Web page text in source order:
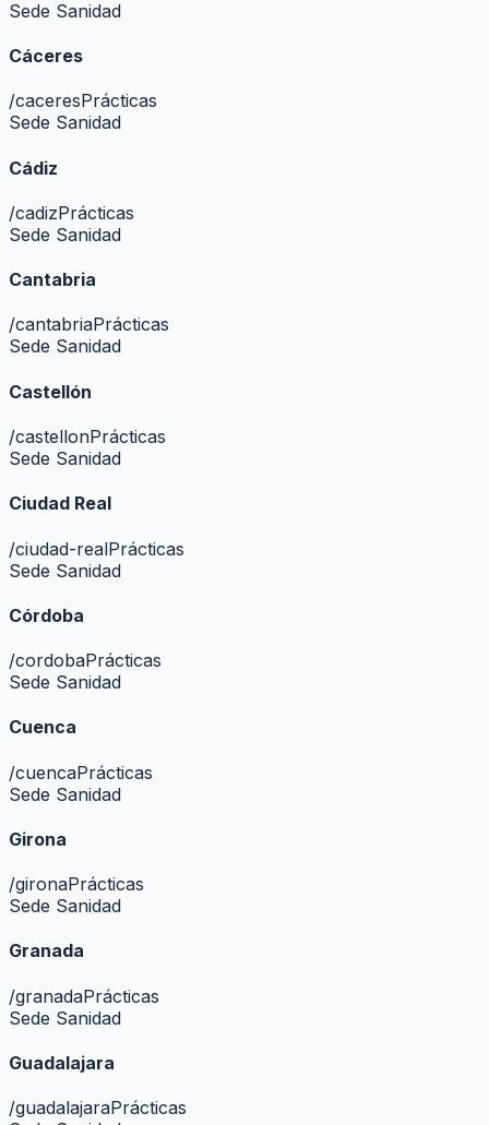
Sede Sanidad
Cáceres
/caceresPrácticas
Sede Sanidad
Cádiz
/cadizPrácticas
Sede Sanidad
Cantabria
/cantabriaPrácticas
Sede Sanidad
Castellón
/castellonPrácticas
Sede Sanidad
Ciudad Real
/ciudad-realPrácticas
Sede Sanidad
Córdoba
/cordobaPrácticas
Sede Sanidad
Cuenca
/cuencaPrácticas
Sede Sanidad
Girona
/gironaPrácticas
Sede Sanidad
Granada
/granadaPrácticas
Sede Sanidad
Guadalajara
/guadalajaraPrácticas